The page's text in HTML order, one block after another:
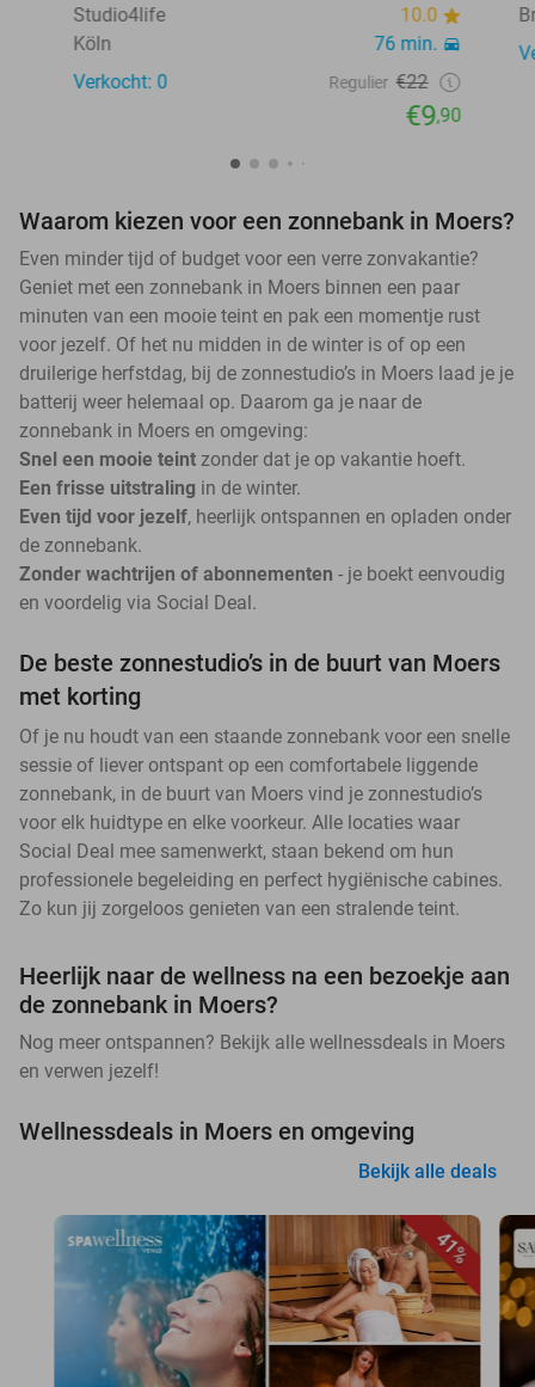
Studio4life
10.0
Köln
76 min.
Verkocht: 0
Regulier €22
€9,90
Waarom kiezen voor een zonnebank in Moers?
Even minder tijd of budget voor een verre zonvakantie?
Geniet met een zonnebank in Moers binnen een paar
minuten van een mooie teint en pak een momentje rust
voor jezelf. Of het nu midden in de winter is of op een
druilerige herfstdag, bij de zonnestudio’s in Moers laad je je
batterij weer helemaal op. Daarom ga je naar de
zonnebank in Moers en omgeving:
Snel een mooie teint zonder dat je op vakantie hoeft.
Een frisse uitstraling in de winter.
Even tijd voor jezelf, heerlijk ontspannen en opladen onder
de zonnebank.
Zonder wachtrijen of abonnementen - je boekt eenvoudig
en voordelig via Social Deal.
De beste zonnestudio’s in de buurt van Moers
met korting
Of je nu houdt van een staande zonnebank voor een snelle
sessie of liever ontspant op een comfortabele liggende
zonnebank, in de buurt van Moers vind je zonnestudio’s
voor elk huidtype en elke voorkeur. Alle locaties waar
Social Deal mee samenwerkt, staan bekend om hun
professionele begeleiding en perfect hygiënische cabines.
Zo kun jij zorgeloos genieten van een stralende teint.
Heerlijk naar de wellness na een bezoekje aan
de zonnebank in Moers?
Nog meer ontspannen? Bekijk alle wellnessdeals in Moers
en verwen jezelf!
Wellnessdeals in Moers en omgeving
Bekijk alle deals
41%